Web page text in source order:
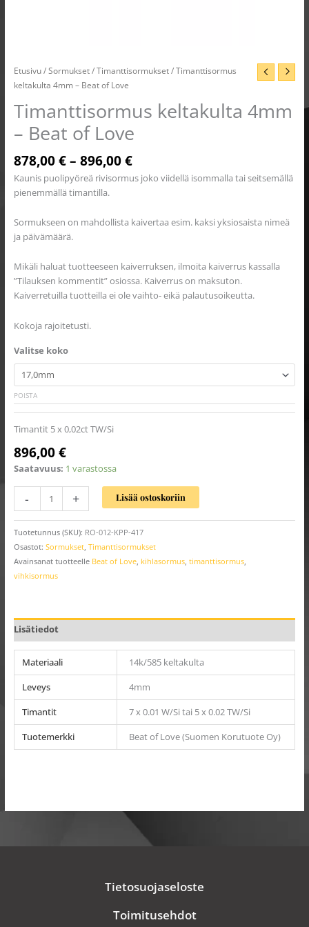
Etusivu/Sormukset/Timanttisormukset/ Timanttisormus
keltakulta 4mm – Beat of Love
Timanttisormus keltakulta 4mm
– Beat of Love
878,00€ – 896,00€
Kaunis puolipyöreä rivisormus joko viidellä isommalla tai seitsemällä
pienemmällä timantilla.
Sormukseen on mahdollista kaivertaa esim. kaksi yksiosaista nimeä
ja päivämäärä.
Mikäli haluat tuotteeseen kaiverruksen, ilmoita kaiverrus kassalla
”Tilauksen kommentit” osiossa. Kaiverrus on maksuton.
Kaiverretuilla tuotteilla ei ole vaihto- eikä palautusoikeutta.
Kokoja rajoitetusti.
Valitse koko
POISTA
Timantit 5 x 0,02ct TW/Si
896,00€
Saatavuus: 1 varastossa
- + Lisää ostoskoriin
Tuotetunnus (SKU): RO-012-KPP-417
Osastot: Sormukset, Timanttisormukset
Avainsanat tuotteelle Beat of Love, kihlasormus, timanttisormus,
vihkisormus
Lisätiedot
Materiaali
14k/585 keltakulta
Leveys
4mm
Timantit
7 x 0.01 W/Si tai 5 x 0.02 TW/Si
Tuotemerkki
Beat of Love (Suomen Korutuote Oy)
Tietosuojaseloste
Toimitusehdot